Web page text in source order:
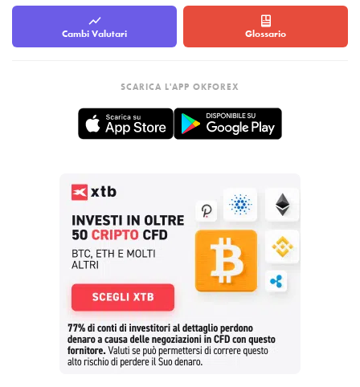
Cambi Valutari Glossario
SCARICA L'APP OKFOREX